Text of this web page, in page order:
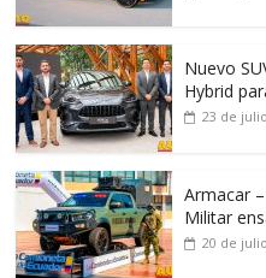
Nuevo
Hybrid
23 de
Armacar
Militar
20 de